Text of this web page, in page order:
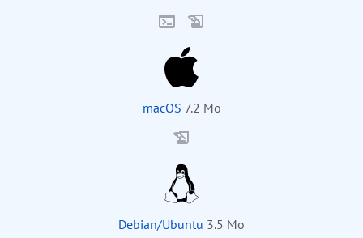
macOS 7.2 Mo
Debian/Ubuntu 3.5 Mo